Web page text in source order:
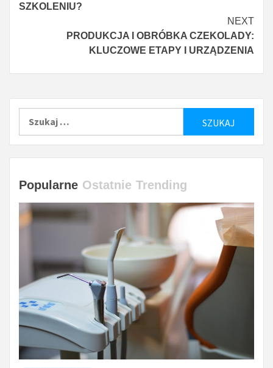
SZKOLENIU?
NEXT
PRODUKCJA I OBRÓBKA CZEKOLADY:
KLUCZOWE ETAPY I URZĄDZENIA
Popularne Ostatnie Trending